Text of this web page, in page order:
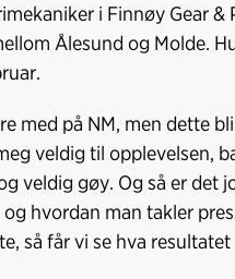
i Finnøy Gear &
Ålesund og Molde.
med på NM, men dette
veldig til opplevelsen,
veldig gøy. Og så er det
hvordan man takler
så får vi se hva